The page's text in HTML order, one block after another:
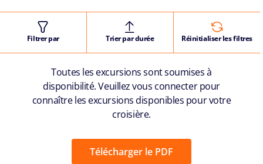
Filtrer par Trier par durée Réinitialiser les filtres
Toutes les excursions sont soumises à
disponibilité. Veuillez vous connecter pour
connaître les excursions disponibles pour votre
croisière.
Télécharger le PDF